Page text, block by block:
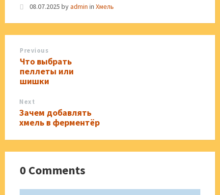
08.07.2025 byadmin in Хмель
Previous
Что выбрать
пеллеты или
шишки
Next
Зачем добавлять
хмель в ферментёр
0 Comments